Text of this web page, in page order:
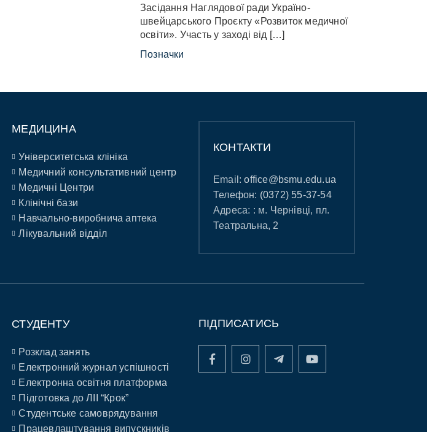
Засідання Наглядової ради Україно-
швейцарського Проєкту «Розвиток медичної
освіти». Участь у заході від […]
Позначки
МЕДИЦИНА
Університетська клініка
Медичний консультативний центр
Медичні Центри
Клінічні бази
Навчально-виробнича аптека
Лікувальний відділ
КОНТАКТИ
Email:office@bsmu.edu.ua
Телефон: (0372) 55-37-54
Адреса: : м. Чернівці, пл.
Театральна, 2
СТУДЕНТУ
Розклад занять
Електронний журнал успішності
Електронна освітня платформа
Підготовка до ЛІІ “Крок”
Студентське самоврядування
Працевлаштування випускників
ПІДПИСАТИСЬ